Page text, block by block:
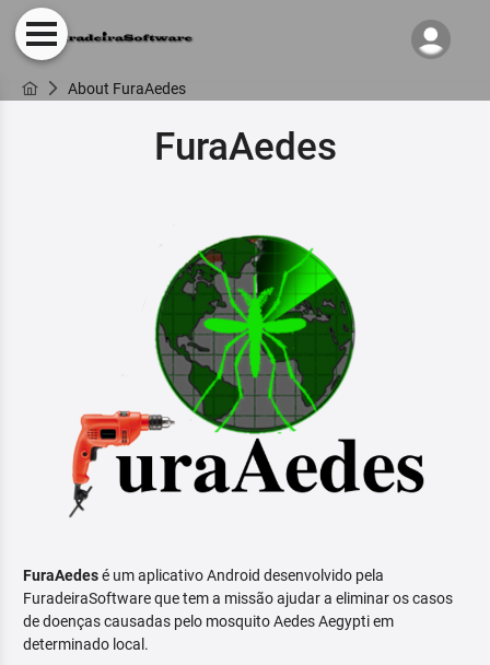
About FuraAedes
FuraAedes
FuraAedesé um aplicativo Android desenvolvido pela
FuradeiraSoftware que tem a missão ajudar a eliminar os casos
de doenças causadas pelo mosquito Aedes Aegypti em
determinado local.